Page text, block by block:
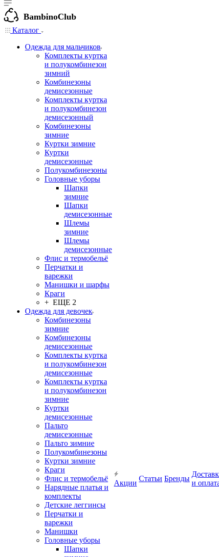
BambinoClub
Каталог
Одежда для мальчиков
Комплекты куртка
и полукомбинезон
зимний
Комбинезоны
демисезонные
Комплекты куртка
и полукомбинезон
демисезонный
Комбинезоны
зимние
Куртки зимние
Куртки
демисезонные
Полукомбинезоны
Головные уборы
Шапки
зимние
Шапки
демисезонные
Шлемы
зимние
Шлемы
демисезонные
Флис и термобельё
Перчатки и
варежки
Манишки и шарфы
Краги
+ ЕЩЕ 2
Одежда для девочек
Комбинезоны
зимние
Комбинезоны
демисезонные
Комплекты куртка
и полукомбинезон
демисезонные
Комплекты куртка
и полукомбинезон
зимние
Куртки
демисезонные
Пальто
демисезонные
Пальто зимние
Полукомбинезоны
Куртки зимние
Краги
Флис и термобельё
Нарядные платья и
комплекты
Детские леггинсы
Перчатки и
варежки
Манишки
Головные уборы
Шапки
Акции
Статьи Бренды
и